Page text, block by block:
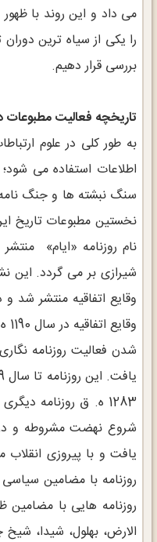
را یکی از سیاه ترین
بررسی قرار دهیم.
تاریخچه فعالیت مطبوعات
به طور کلی در علوم
اطلاعات استفاده می
سنگ نبشته ها و جنگ
نخستین مطبوعات تاریخ
نام روزنامه «ایام»
شیرازی بر می گردد. این
وقایع اتفاقیه منتشر شد و
1283 ه. ق روزنامه دیگری به نام «روزنامه ملتی» در تهران به عنوان یک روزنامه مستقل و غیر دولتی چاپ و منتشر شد.
شروع نهضت مشروطه و در
یافت و با پیروزی
روزنامه با مضامین
روزنامه هایی با
الارض، بهلول، شیدا،